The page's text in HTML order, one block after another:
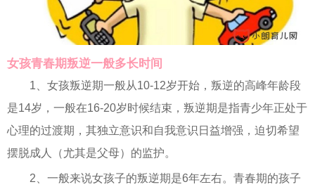
女孩青春期叛逆一般多长时间
1、女孩叛逆期一般从10-12岁开始，叛逆的高峰年龄段
是14岁，一般在16-20岁时候结束，叛逆期是指青少年正处于
心理的过渡期，其独立意识和自我意识日益增强，迫切希望
摆脱成人（尤其是父母）的监护。
2、一般来说女孩子的叛逆期是6年左右。青春期的孩子